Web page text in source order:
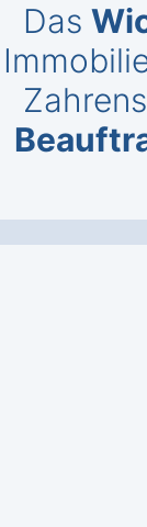
Das